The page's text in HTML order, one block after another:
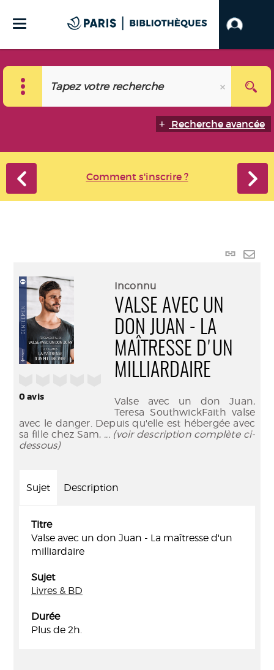
Recherche avancée
Comment s'inscrire ?
Lien
0avis
Inconnu
VALSE AVEC UN
DON JUAN - LA
MAÎTRESSE D'UN
MILLIARDAIRE
Valse avec un don Juan,
Teresa SouthwickFaith valse
avec le danger. Depuis qu'elle est hébergée avec
sa fille chez Sam, ... (voir description complète ci-
dessous)
Sujet Description
Titre
Valse avec un don Juan - La maîtresse d'un
milliardaire
Sujet
Livres & BD
Durée
Plus de 2h.